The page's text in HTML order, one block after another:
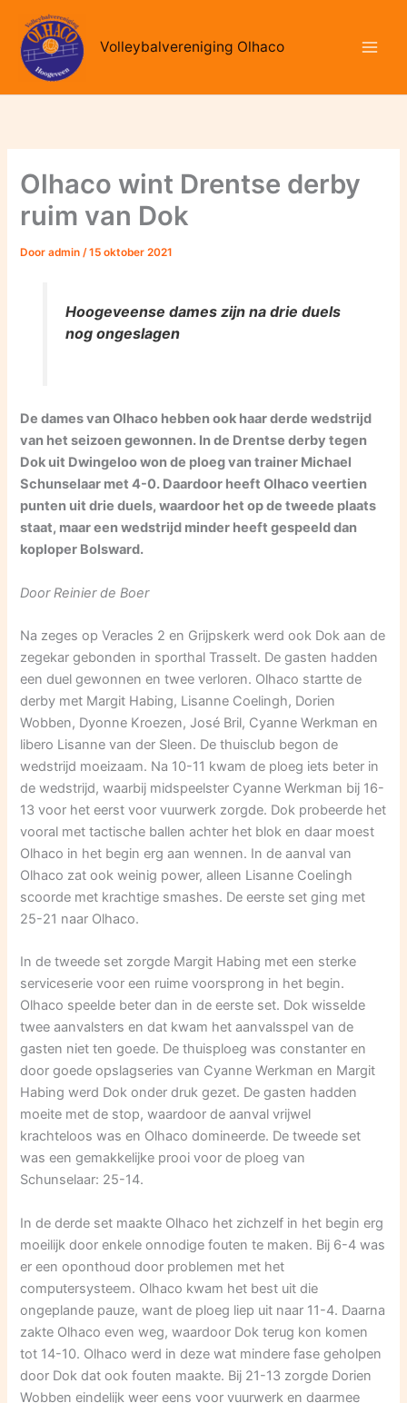
naar
inhoud
Volleybalvereniging Olhaco
Olhaco wint Drentse derby
ruim van Dok
Dooradmin/15 oktober 2021
Hoogeveense dames zijn na drie duels
nog ongeslagen
De dames van Olhaco hebben ook haar derde wedstrijd
van het seizoen gewonnen. In de Drentse derby tegen
Dok uit Dwingeloo won de ploeg van trainer Michael
Schunselaar met 4-0. Daardoor heeft Olhaco veertien
punten uit drie duels, waardoor het op de tweede plaats
staat, maar een wedstrijd minder heeft gespeeld dan
koploper Bolsward.
Door Reinier de Boer
Na zeges op Veracles 2 en Grijpskerk werd ook Dok aan de
zegekar gebonden in sporthal Trasselt. De gasten hadden
een duel gewonnen en twee verloren. Olhaco startte de
derby met Margit Habing, Lisanne Coelingh, Dorien
Wobben, Dyonne Kroezen, José Bril, Cyanne Werkman en
libero Lisanne van der Sleen. De thuisclub begon de
wedstrijd moeizaam. Na 10-11 kwam de ploeg iets beter in
de wedstrijd, waarbij midspeelster Cyanne Werkman bij 16-
13 voor het eerst voor vuurwerk zorgde. Dok probeerde het
vooral met tactische ballen achter het blok en daar moest
Olhaco in het begin erg aan wennen. In de aanval van
Olhaco zat ook weinig power, alleen Lisanne Coelingh
scoorde met krachtige smashes. De eerste set ging met
25-21 naar Olhaco.
In de tweede set zorgde Margit Habing met een sterke
serviceserie voor een ruime voorsprong in het begin.
Olhaco speelde beter dan in de eerste set. Dok wisselde
twee aanvalsters en dat kwam het aanvalsspel van de
gasten niet ten goede. De thuisploeg was constanter en
door goede opslagseries van Cyanne Werkman en Margit
Habing werd Dok onder druk gezet. De gasten hadden
moeite met de stop, waardoor de aanval vrijwel
krachteloos was en Olhaco domineerde. De tweede set
was een gemakkelijke prooi voor de ploeg van
Schunselaar: 25-14.
In de derde set maakte Olhaco het zichzelf in het begin erg
moeilijk door enkele onnodige fouten te maken. Bij 6-4 was
er een oponthoud door problemen met het
computersysteem. Olhaco kwam het best uit die
ongeplande pauze, want de ploeg liep uit naar 11-4. Daarna
zakte Olhaco even weg, waardoor Dok terug kon komen
tot 14-10. Olhaco werd in deze wat mindere fase geholpen
door Dok dat ook fouten maakte. Bij 21-13 zorgde Dorien
Wobben eindelijk weer eens voor vuurwerk en daarmee